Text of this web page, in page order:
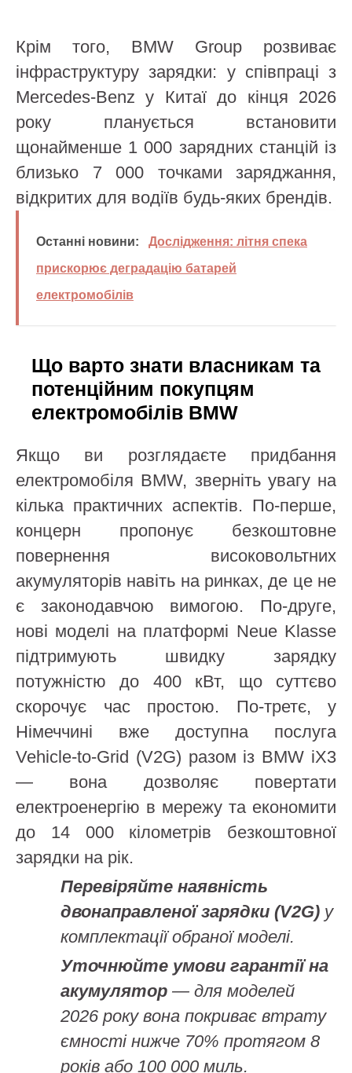
Крім того, BMW Group розвиває
інфраструктуру зарядки: у співпраці з
Mercedes-Benz у Китаї до кінця 2026
року планується встановити
щонайменше 1 000 зарядних станцій із
близько 7 000 точками заряджання,
відкритих для водіїв будь-яких брендів.
Останні новини:
Дослідження: літня спека
прискорює деградацію батарей
електромобілів
Що варто знати власникам та
потенційним покупцям
електромобілів BMW
Якщо ви розглядаєте придбання
електромобіля BMW, зверніть увагу на
кілька практичних аспектів. По-перше,
концерн пропонує безкоштовне
повернення високовольтних
акумуляторів навіть на ринках, де це не
є законодавчою вимогою. По-друге,
нові моделі на платформі Neue Klasse
підтримують швидку зарядку
потужністю до 400 кВт, що суттєво
скорочує час простою. По-третє, у
Німеччині вже доступна послуга
Vehicle-to-Grid (V2G) разом із BMW iX3
— вона дозволяє повертати
електроенергію в мережу та економити
до 14 000 кілометрів безкоштовної
зарядки на рік.
Перевіряйте наявність
двонаправленої зарядки (V2G) у
комплектації обраної моделі.
Уточнюйте умови гарантії на
акумулятор — для моделей
2026 року вона покриває втрату
ємності нижче 70% протягом 8
років або 100 000 миль.